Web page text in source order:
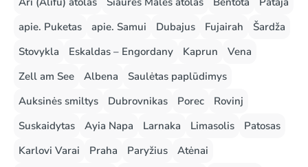
apie. Puketas
apie. Samui Dubajus Fujairah
Šardža
Stovykla
Eskaldas – Engordany Kaprun
Vena
Zell am See
Albena
Saulėtas paplūdimys
Auksinės smiltys
Dubrovnikas Porec
Rovinj
Suskaidytas
Ayia Napa Larnaka Limasolis
Patosas
Karlovi Varai
Praha Paryžius
Atėnai